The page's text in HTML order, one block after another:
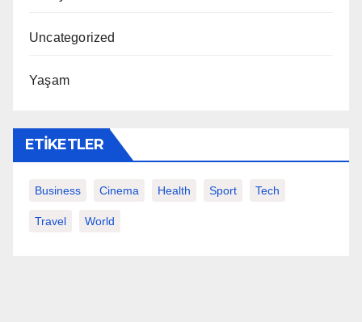
Uncategorized
Yaşam
ETIKETLER
Business Cinema Health Sport Tech
Travel World